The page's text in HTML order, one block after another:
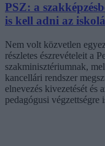
PSZ: a
is kell adni az
Nem volt közvetlen
részletes észrevételeit a
szakminisztériumnak,
kancellári rendszer
elnevezés kivezetését és
pedagógusi végzettségre